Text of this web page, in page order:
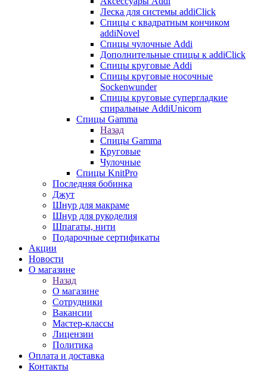
Леска для системы addiClick
Спицы с квадратным кончиком
addiNovel
Спицы чулочные Addi
Дополнительные спицы к addiClick
Спицы круговые Addi
Спицы круговые носочные
Sockenwunder
Спицы круговые супергладкие
спиральные AddiUnicorn
Спицы Gamma
Назад
Спицы Gamma
Круговые
Чулочные
Спицы KnitPro
Последняя бобинка
Джут
Шнур для макраме
Шнур для рукоделия
Шпагаты, нити
Подарочные сертификаты
Акции
Новости
О магазине
Назад
О магазине
Сотрудники
Вакансии
Мастер-классы
Лицензии
Политика
Оплата и доставка
Контакты